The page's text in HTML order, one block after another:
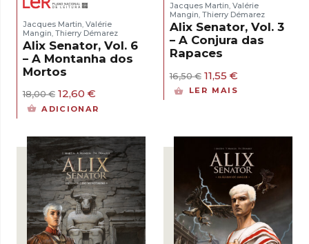
Jacques Martin Valérie
Mangin Thierry Démarez
Alix Senator, Vol. 6
– A Montanha dos
Mortos
18,00€ O
preço
18,00 €.
12,60 €
preço
12,60 €.
ADICIONAR
Jacques Martin, Valérie
Mangin, Thierry Démarez
Alix Senator, Vol. 3
– A Conjura das
Rapaces
16,50€ O
preço
11,55 €O
LER MAIS